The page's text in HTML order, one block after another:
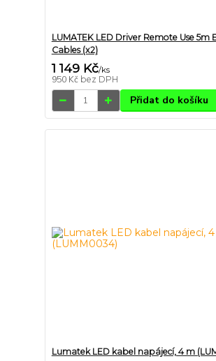
LUMATEK LED Driver Remote Use 5m
Cables (x2)
1 149 Kč/ks
950 Kč bez DPH
Přidat do košíku
Lumatek LED kabel napájecí, 4 m